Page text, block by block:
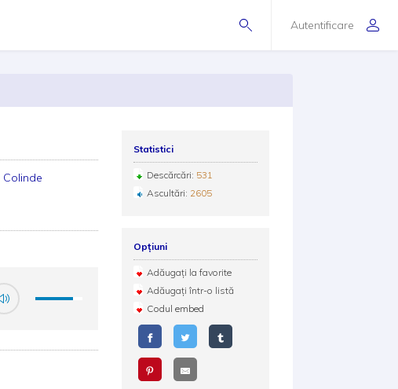
Autentificare
Colinde
Statistici
Descărcări: 531
Ascultări: 2605
Opțiuni
Adăugați la favorite
Adăugați într-o listă
Codul embed